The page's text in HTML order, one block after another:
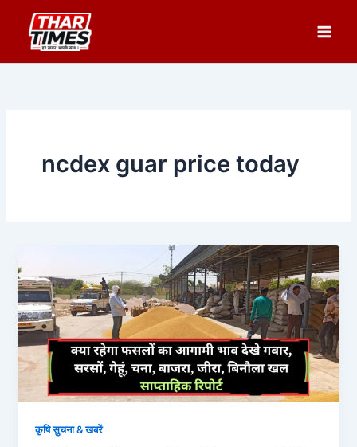
content
ncdex guar price today
कृषि सुचना & खबरें